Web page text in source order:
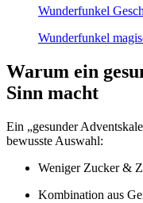
Wunderfunkel
Wunderfunkel
Warum ein
Sinn macht
Ein „gesunder
bewusste Auswahl:
Weniger Zucker &
Kombination aus